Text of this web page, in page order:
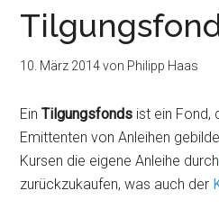
10. März 2014von Philipp Haas
EinTilgungsfonds ist ein Fond,
Emittenten von Anleihen
Kursen die eigene Anleihe
zurückzukaufen, was auch der